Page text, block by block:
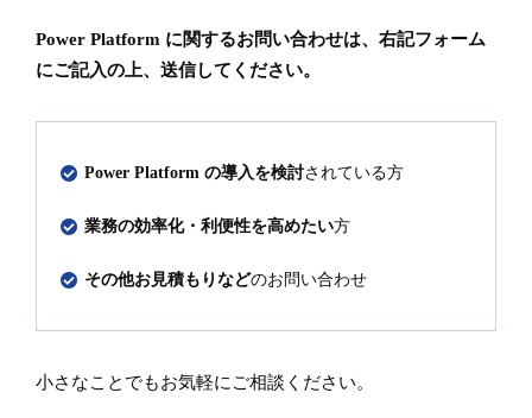
Power Platform に関するお問い合わせは、右記フォーム
にご記入の上、送信してください。
Power Platform の導入を検討されている方
業務の効率化・利便性を高めたい方
その他お見積もりなどのお問い合わせ
小さなことでもお気軽にご相談ください。